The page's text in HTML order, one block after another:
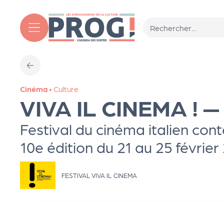
Cinéma • Culture
VIVA IL CINEMA !
Festival du cinéma italien
10e édition du 21 au 25 février
FESTIVAL VIVA IL CINEMA
T
o
ut
l'
a